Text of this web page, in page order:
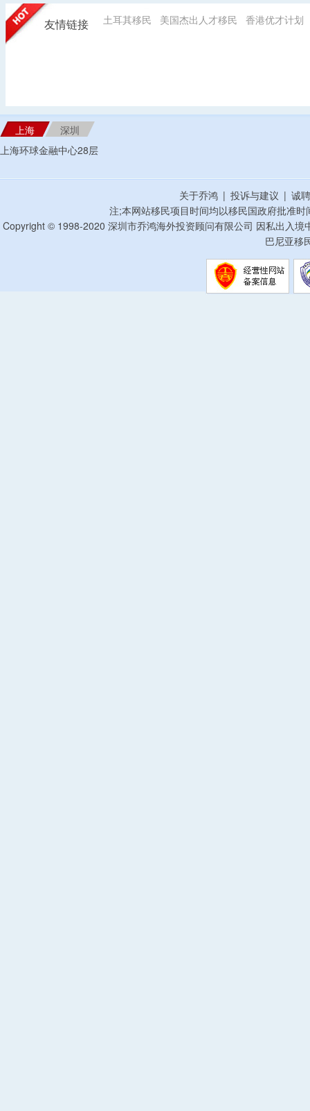
友情链接 土耳其移民 美国杰出人才移民 香港优才计划
上海
深圳
上海环球金融中心28层
关于乔鸿 | 投诉与建议 | 诚
注;本网站移民项目时间均以移民国政府批准
Copyright © 1998-2020 深圳市乔鸿海外投资顾问有限公司 因私出入
巴尼亚移